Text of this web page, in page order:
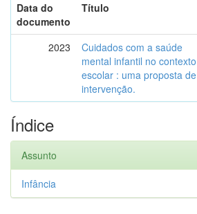
Data do
documento
Título
2023
Cuidados com a saúde
mental infantil no contexto
escolar : uma proposta de
intervenção.
Índice
Assunto
Infância